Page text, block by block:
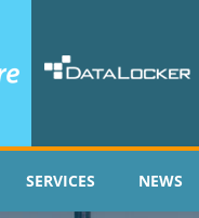
SERVICES NEWS